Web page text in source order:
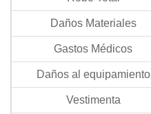
Daños Materiales
Gastos Médicos
Daños al equipamiento
Vestimenta